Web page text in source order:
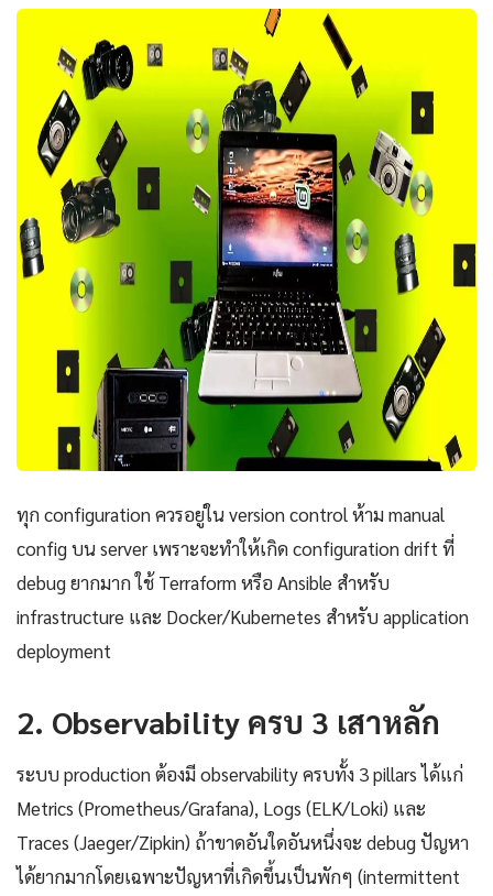
ทุก configuration ควรอยู่ใน version control ห้าม manual
config บน server เพราะจะทำให้เกิด configuration drift ที่
debug ยากมาก ใช้ Terraform หรือ Ansible สำหรับ
infrastructure และ Docker/Kubernetes สำหรับ application
deployment
2. Observability ครบ 3 เสาหลัก
ระบบ production ต้องมี observability ครบทั้ง 3 pillars ได้แก่
Metrics (Prometheus/Grafana), Logs (ELK/Loki) และ
Traces (Jaeger/Zipkin) ถ้าขาดอันใดอันหนึ่งจะ debug ปัญหา
ได้ยากมากโดยเฉพาะปัญหาที่เกิดขึ้นเป็นพักๆ (intermittent